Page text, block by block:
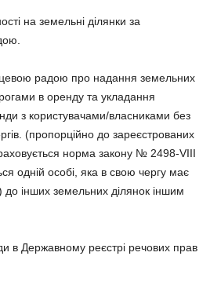
на земельні ділянки за
радою про надання земельних
в оренду та укладання
з користувачами/власниками без
(пропорційно до зареєстрованих
норма закону № 2498-VIII
одній особі, яка в свою чергу має
до інших земельних ділянок іншим
в Державному реєстрі речових прав